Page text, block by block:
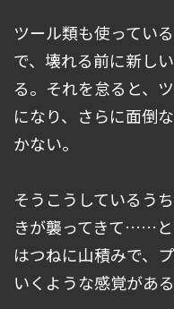
ツール類も使ってい
で、壊れる前に新し
る。それを怠ると、
になり、さらに面倒
かない。
そうこうしているう
きが襲ってきて……と
はつねに山積みで、
いくような感覚がある